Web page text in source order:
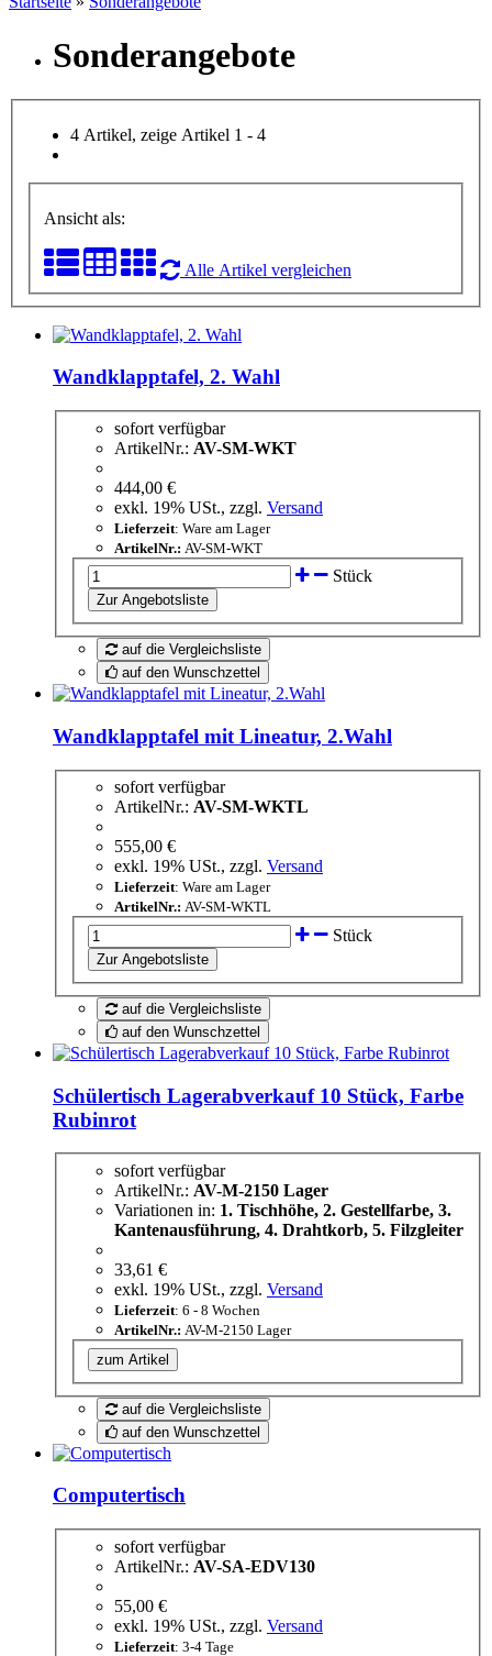
Sonderangebote
4 Artikel, zeige Artikel 1 - 4
Ansicht als:
Alle Artikel vergleichen
Wandklapptafel, 2. Wahl
sofort verfügbar
ArtikelNr.: AV-SM-WKT
444,00 €
exkl. 19% USt., zzgl. Versand
Lieferzeit: Ware am Lager
ArtikelNr.: AV-SM-WKT
Stück
auf die Vergleichsliste
auf den Wunschzettel
Wandklapptafel mit Lineatur, 2.Wahl
sofort verfügbar
ArtikelNr.: AV-SM-WKTL
555,00 €
exkl. 19% USt., zzgl. Versand
Lieferzeit: Ware am Lager
ArtikelNr.: AV-SM-WKTL
Stück
auf die Vergleichsliste
auf den Wunschzettel
Schülertisch Lagerabverkauf 10 Stück, Farbe
Rubinrot
sofort verfügbar
ArtikelNr.: AV-M-2150 Lager
Variationen in: 1. Tischhöhe, 2. Gestellfarbe, 3.
Kantenausführung, 4. Drahtkorb, 5. Filzgleiter
33,61 €
exkl. 19% USt., zzgl. Versand
Lieferzeit: 6 - 8 Wochen
ArtikelNr.: AV-M-2150 Lager
zum Artikel
auf die Vergleichsliste
auf den Wunschzettel
Computertisch
sofort verfügbar
ArtikelNr.: AV-SA-EDV130
55,00 €
exkl. 19% USt., zzgl. Versand
Lieferzeit: 3-4 Tage